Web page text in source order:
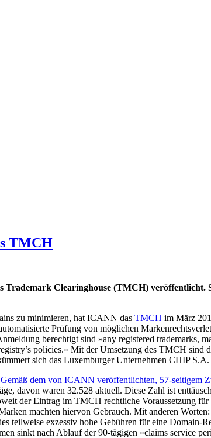
TMCH
Clearinghouse (TMCH) veröffentlicht.
zu minimieren, hat ICANN das TMCH im März
Prüfung von möglichen
berechtigt sind »any registered trademarks,
policies.« Mit der Umsetzung des TMCH sind
sich das Luxemburger Unternehmen CHIP S.A.
Gemäß dem von ICANN veröffentlichten, 57-seitigem
davon waren 32.528 aktuell. Diese Zahl ist
der Eintrag im TMCH rechtliche Voraussetzung
machten hiervon Gebrauch. Mit anderen
teilweise exzessiv hohe Gebühren für eine Domain-
sinkt nach Ablauf der 90-tägigen »claims service